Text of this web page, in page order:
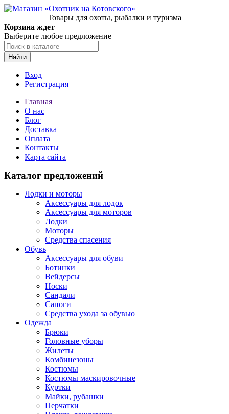
Товары для охоты, рыбалки и туризма
Корзина ждет
Выберите любое предложение
Найти
Вход
Регистрация
Главная
О нас
Блог
Доставка
Оплата
Контакты
Карта сайта
Каталог предложений
Лодки и моторы
Аксессуары для лодок
Аксессуары для моторов
Лодки
Моторы
Средства спасения
Обувь
Аксессуары для обуви
Ботинки
Вейдерсы
Носки
Сандали
Сапоги
Средства ухода за обувью
Одежда
Брюки
Головные уборы
Жилеты
Комбинезоны
Костюмы
Костюмы маскировочные
Куртки
Майки, рубашки
Перчатки